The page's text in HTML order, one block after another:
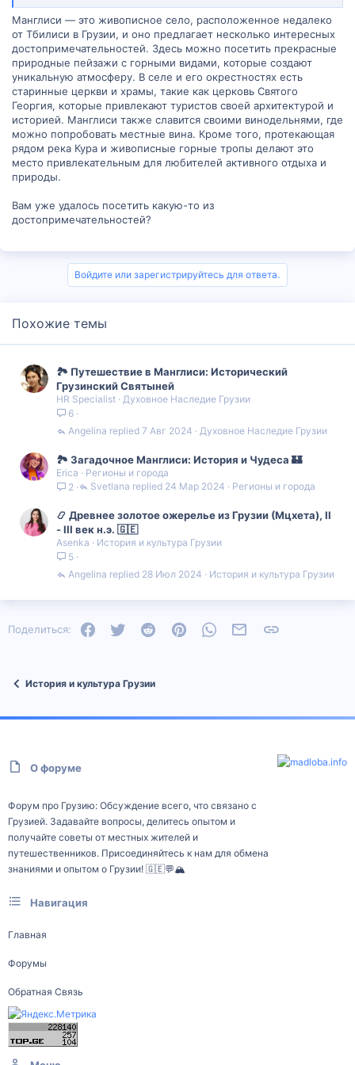
прошлого века. Помимо строительных работ очистили фрески,
на которых от сажи сложно было распознать изображения.
Интересный факт, что во время русско-турецкой войны из-за
росписи со святым Георгием на коне исламисты не тронули
собор, приняв его за своего пророка.
Какие ещё достопримечательности находятся в Манглиси???
Манглиси — это живописное село, расположенное недалеко
от Тбилиси в Грузии, и оно предлагает несколько интересных
достопримечательностей. Здесь можно посетить прекрасные
природные пейзажи с горными видами, которые создают
уникальную атмосферу. В селе и его окрестностях есть
старинные церкви и храмы, такие как церковь Святого
Георгия, которые привлекают туристов своей архитектурой и
историей. Манглиси также славится своими винодельнями, где
можно попробовать местные вина. Кроме того, протекающая
рядом река Кура и живописные горные тропы делают это
место привлекательным для любителей активного отдыха и
природы.
Вам уже удалось посетить какую-то из
достопримечательностей?
Войдите или зарегистрируйтесь для ответа.
Похожие темы
🏞️ Путешествие в Манглиси: Исторический
Грузинский Святыней
HR Specialist Духовное Наследие Грузии
6
Духовное Наследие Грузии
7 Авг 2024
Angelina
🏞️ Загадочное Манглиси: История и Чудеса 🏰
Erica
Регионы и города
2
Регионы и города
24 Мар 2024
Svetlana
📿 Древнее золотое ожерелье из Грузии (Мцхета), II
- III век н.э. 🇬🇪
Asenka
История и культура Грузии
5
История и культура Грузии
28 Июл 2024
Angelina
Поделиться: FacebookTwitter Reddit PinterestWhatsAppЭлектронная почта
История и культура Грузии
О форуме
Форум про Грузию: Обсуждение всего, что связано с
Грузией. Задавайте вопросы, делитесь опытом и
получайте советы от местных жителей и
путешественников. Присоединяйтесь к нам для обмена
знаниями и опытом о Грузии! 🇬🇪💬🏔️
Навигация
Главная
Форумы
Обратная Связь